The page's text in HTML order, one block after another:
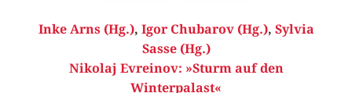
Inke Arns (Hg.), Igor Chubarov (Hg.), Sylvia
Sasse (Hg.)
Nikolaj Evreinov: »Sturm auf den
Winterpalast«